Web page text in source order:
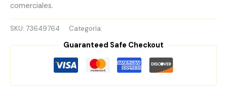
comerciales.
SKU: 73649764 Categoría:
Guaranteed Safe Checkout